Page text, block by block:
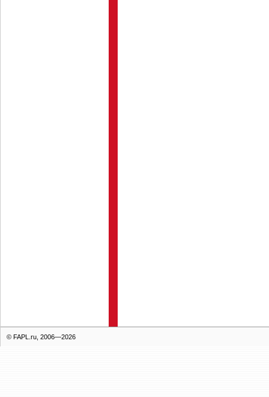
© FAPL.ru, 2006—2026